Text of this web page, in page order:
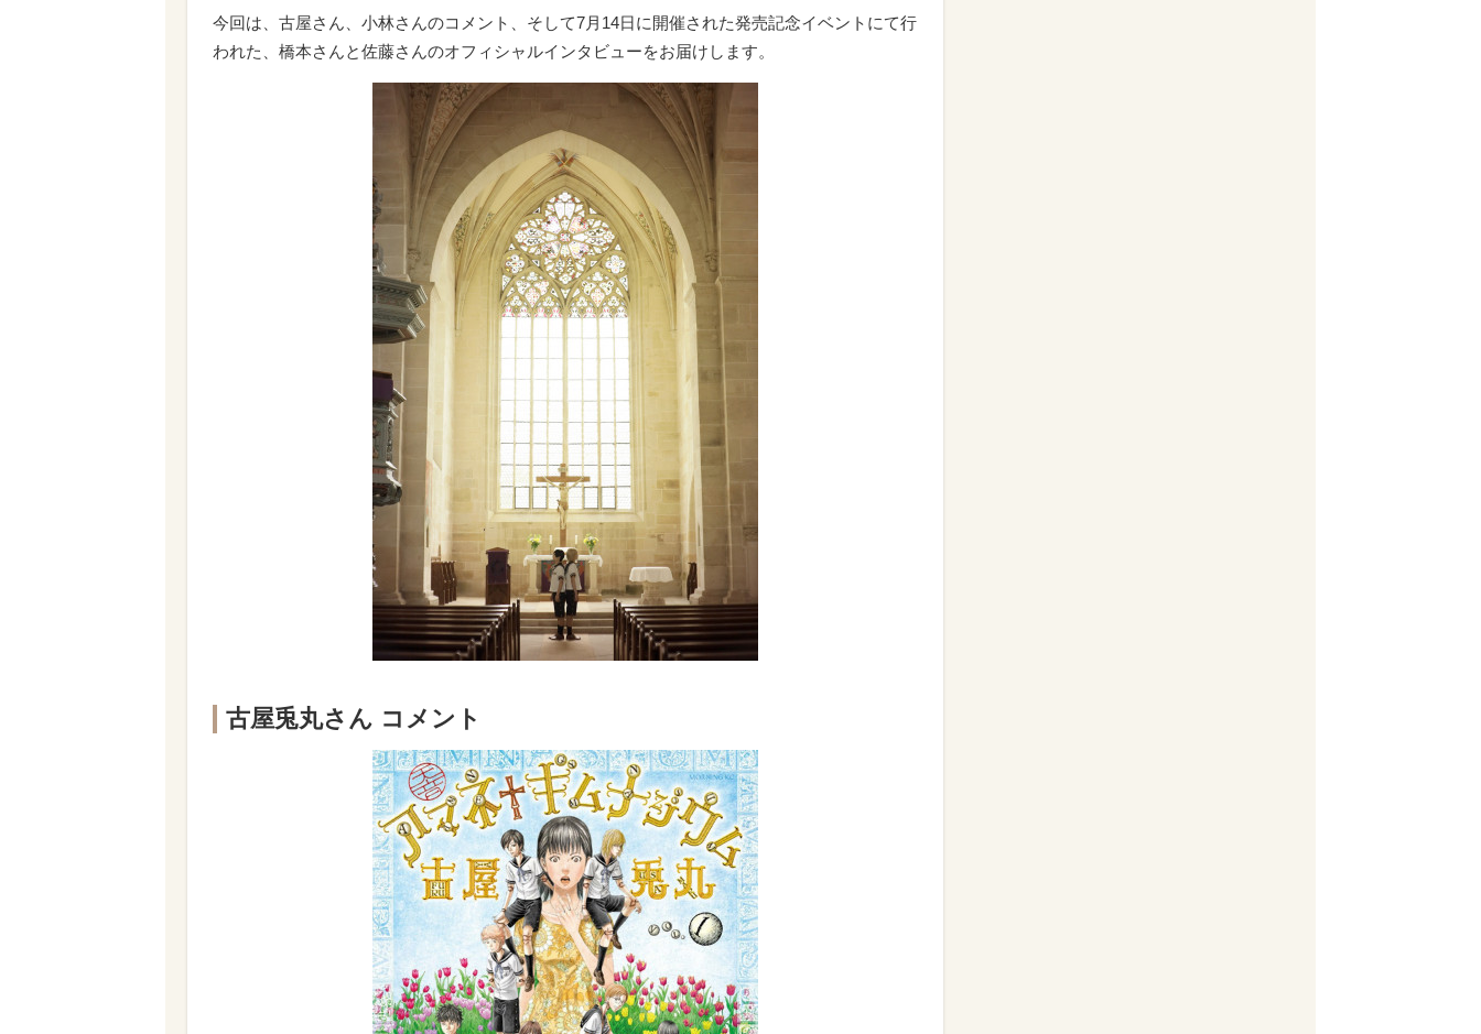
今回は、古屋さん、小林さんのコメント、そして7月14日に開催された発売記念イベントにて行
われた、橋本さんと佐藤さんのオフィシャルインタビューをお届けします。
古屋兎丸さん コメント